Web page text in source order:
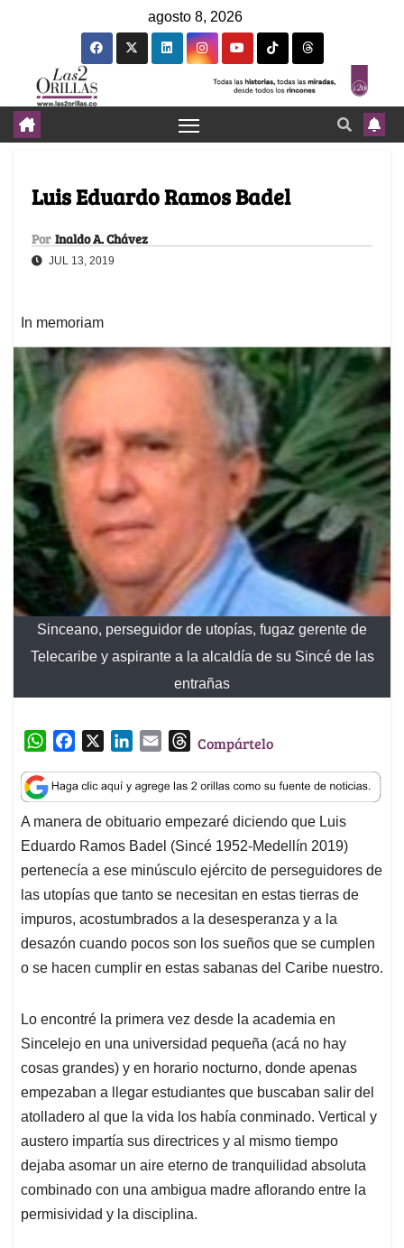
agosto 8, 2026
Luis Eduardo Ramos Badel
Por Inaldo A. Chávez
JUL 13, 2019
In memoriam
Sinceano, perseguidor de utopías, fugaz gerente de
Telecaribe y aspirante a la alcaldía de su Sincé de las
entrañas
W
a
t
s
A
p
p
c
e
b
o
o
k
n
k
e
d
I
n
a
i
l
T
r
e
a
d
s
Compártelo
A manera de obituario empezaré diciendo que Luis
Eduardo Ramos Badel (Sincé 1952-Medellín 2019)
pertenecía a ese minúsculo ejército de perseguidores de
las utopías que tanto se necesitan en estas tierras de
impuros, acostumbrados a la desesperanza y a la
desazón cuando pocos son los sueños que se cumplen
o se hacen cumplir en estas sabanas del Caribe nuestro.
Lo encontré la primera vez desde la academia en
Sincelejo en una universidad pequeña (acá no hay
cosas grandes) y en horario nocturno, donde apenas
empezaban a llegar estudiantes que buscaban salir del
atolladero al que la vida los había conminado. Vertical y
austero impartía sus directrices y al mismo tiempo
dejaba asomar un aire eterno de tranquilidad absoluta
combinado con una ambigua madre aflorando entre la
permisividad y la disciplina.